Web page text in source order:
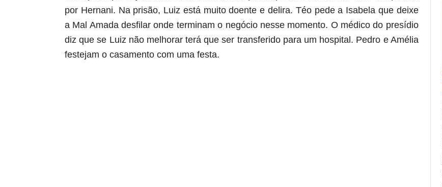
por Hernani. Na prisão, Luiz está muito doente e delira. Téo pede a Isabela que deixe
a Mal Amada desfilar onde terminam o negócio nesse momento. O médico do presídio
diz que se Luiz não melhorar terá que ser transferido para um hospital. Pedro e Amélia
festejam o casamento com uma festa.